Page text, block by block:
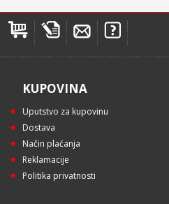
KUPOVINA
Uputstvo za kupovinu
Dostava
Način plaćanja
Reklamacije
Politika privatnosti